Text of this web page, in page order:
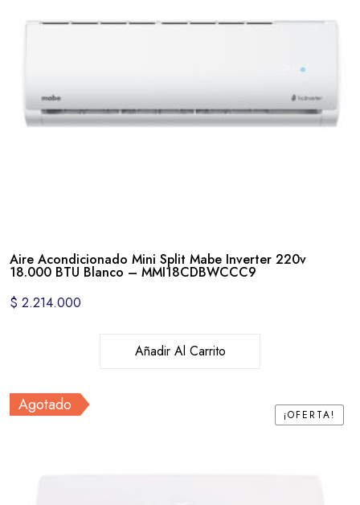
Aire Acondicionado Mini Split Mabe Inverter 220v
18.000 BTU Blanco – MMI18CDBWCCC9
$ 2.214.000
Añadir Al Carrito
¡OFERTA!
Agotado ¡OFERTA!